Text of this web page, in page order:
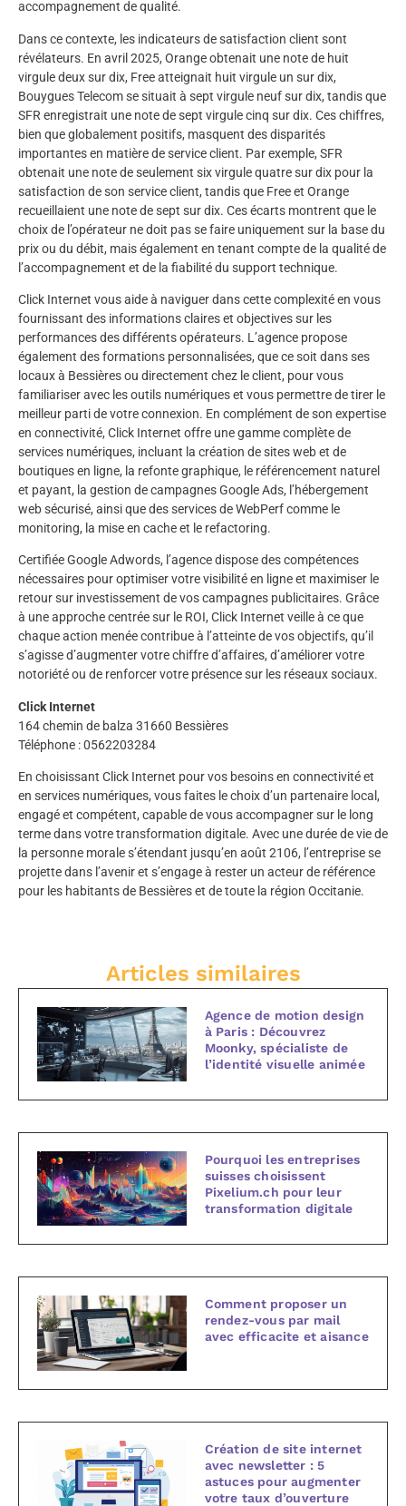
accompagnement de qualité.
Dans ce contexte, les indicateurs de satisfaction client sont
révélateurs. En avril 2025, Orange obtenait une note de huit
virgule deux sur dix, Free atteignait huit virgule un sur dix,
Bouygues Telecom se situait à sept virgule neuf sur dix, tandis que
SFR enregistrait une note de sept virgule cinq sur dix. Ces chiffres,
bien que globalement positifs, masquent des disparités
importantes en matière de service client. Par exemple, SFR
obtenait une note de seulement six virgule quatre sur dix pour la
satisfaction de son service client, tandis que Free et Orange
recueillaient une note de sept sur dix. Ces écarts montrent que le
choix de l’opérateur ne doit pas se faire uniquement sur la base du
prix ou du débit, mais également en tenant compte de la qualité de
l’accompagnement et de la fiabilité du support technique.
Click Internet vous aide à naviguer dans cette complexité en vous
fournissant des informations claires et objectives sur les
performances des différents opérateurs. L’agence propose
également des formations personnalisées, que ce soit dans ses
locaux à Bessières ou directement chez le client, pour vous
familiariser avec les outils numériques et vous permettre de tirer le
meilleur parti de votre connexion. En complément de son expertise
en connectivité, Click Internet offre une gamme complète de
services numériques, incluant la création de sites web et de
boutiques en ligne, la refonte graphique, le référencement naturel
et payant, la gestion de campagnes Google Ads, l’hébergement
web sécurisé, ainsi que des services de WebPerf comme le
monitoring, la mise en cache et le refactoring.
Certifiée Google Adwords, l’agence dispose des compétences
nécessaires pour optimiser votre visibilité en ligne et maximiser le
retour sur investissement de vos campagnes publicitaires. Grâce
à une approche centrée sur le ROI, Click Internet veille à ce que
chaque action menée contribue à l’atteinte de vos objectifs, qu’il
s’agisse d’augmenter votre chiffre d’affaires, d’améliorer votre
notoriété ou de renforcer votre présence sur les réseaux sociaux.
Click Internet
164 chemin de balza 31660 Bessières
Téléphone : 0562203284
En choisissant Click Internet pour vos besoins en connectivité et
en services numériques, vous faites le choix d’un partenaire local,
engagé et compétent, capable de vous accompagner sur le long
terme dans votre transformation digitale. Avec une durée de vie de
la personne morale s’étendant jusqu’en août 2106, l’entreprise se
projette dans l’avenir et s’engage à rester un acteur de référence
pour les habitants de Bessières et de toute la région Occitanie.
Articles similaires
Agence de motion design
à Paris : Découvrez
Moonky, spécialiste de
l’identité visuelle animée
Pourquoi les entreprises
suisses choisissent
Pixelium.ch pour leur
transformation digitale
Comment proposer un
rendez-vous par mail
avec efficacite et aisance
Création de site internet
avec newsletter : 5
astuces pour augmenter
votre taux d’ouverture